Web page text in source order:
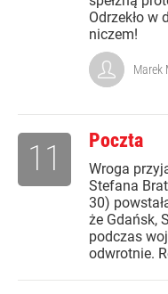
Odrzekło w
niczem!
Marek
Poczta
Wroga
Stefana
30)
że Gdańsk,
podczas
odwrotnie.
11